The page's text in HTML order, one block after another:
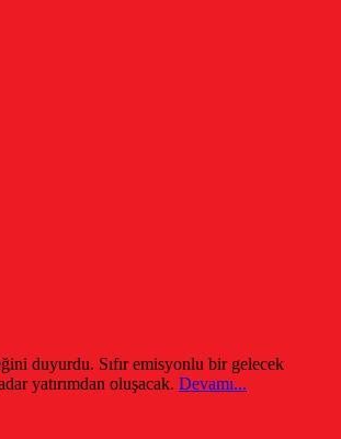
duyurdu. Sıfır emisyonlu bir gelecek
yatırımdan oluşacak. Devamı...